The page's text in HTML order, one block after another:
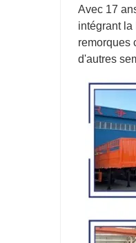
Avec 17
intégrant la
remorques
d'autres